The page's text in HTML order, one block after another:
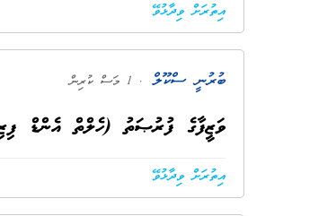
އިތުރަށް ވިދާޅުވޭ
ބުރުނީ ސްކޫލް . 1 މަސް ކުރިން
ވަޒީފާގެ ފުރުޞަތު (ހެލްތް އެންޑް
އިތުރަށް ވިދާޅުވޭ